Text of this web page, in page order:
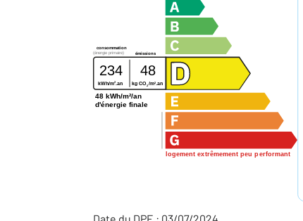
logement extrêmement peu performant
consommation
émissions
(énergie primaire)
234 48
kWh/m2 .an kg CO2 /m2 .an
48 kWh/m²/an
d'énergie finale